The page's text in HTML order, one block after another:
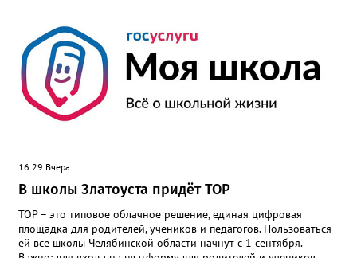
16:29 Вчера
В школы Златоуста придёт ТОР
ТОР – это типовое облачное решение, единая цифровая
площадка для родителей, учеников и педагогов. Пользоваться
ей все школы Челябинской области начнут с 1 сентября.